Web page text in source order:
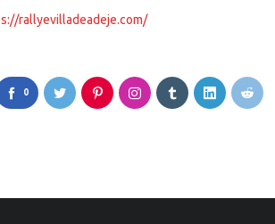
rallyevilladeadeje.com/
0